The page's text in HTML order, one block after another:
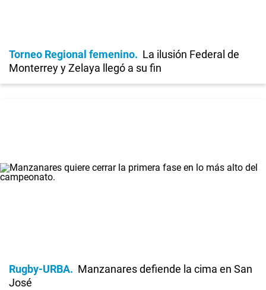
Torneo Regional femenino
La ilusión Federal de
Monterrey y Zelaya llegó a su fin
Rugby-URBA
Manzanares defiende la cima en San
José